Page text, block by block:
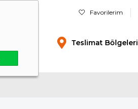
Favorilerim
Teslimat Bölgeleri